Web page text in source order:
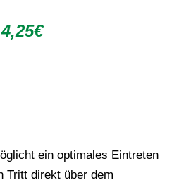
4,25€
ein optimales Eintreten
Tritt direkt über dem